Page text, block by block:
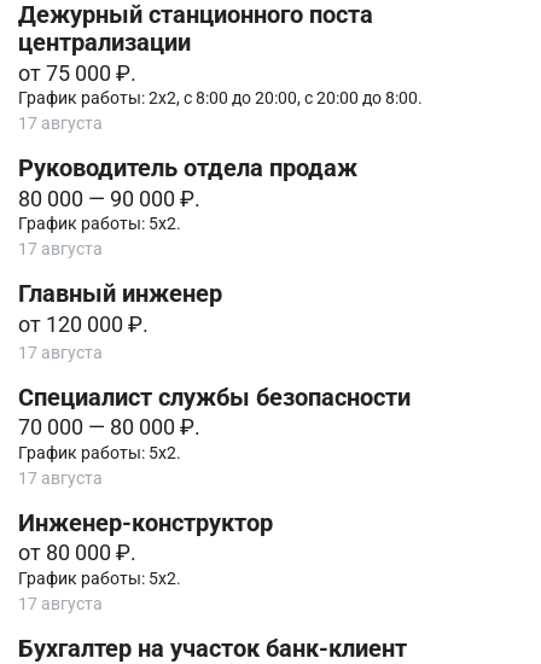
Дежурный станционного поста
централизации
от 75 000 ₽.
График работы: 2х2, с 8:00 до 20:00, с 20:00 до 8:00.
17 августа
Руководитель отдела продаж
80 000 — 90 000 ₽.
График работы: 5х2.
17 августа
Главный инженер
от 120 000 ₽.
17 августа
Специалист службы безопасности
70 000 — 80 000 ₽.
График работы: 5х2.
17 августа
Инженер-конструктор
от 80 000 ₽.
График работы: 5х2.
17 августа
Бухгалтер на участок банк-клиент